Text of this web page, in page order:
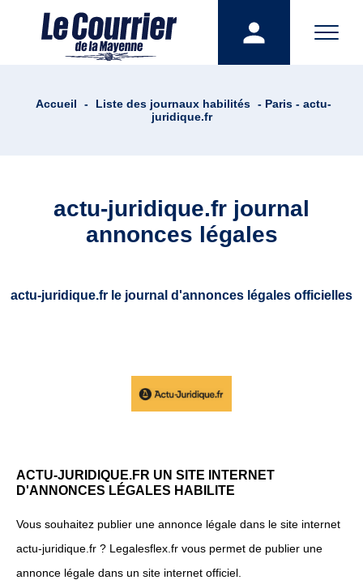
Accueil - Liste des journaux habilités - Paris - actu-
juridique.fr
actu-juridique.fr journal
annonces légales
actu-juridique.fr le journal d'annonces légales officielles
ACTU-JURIDIQUE.FR UN SITE INTERNET
D'ANNONCES LÉGALES HABILITE
Vous souhaitez publier une annonce légale dans le site internet
actu-juridique.fr ? Legalesflex.fr vous permet de publier une
annonce légale dans un site internet officiel.